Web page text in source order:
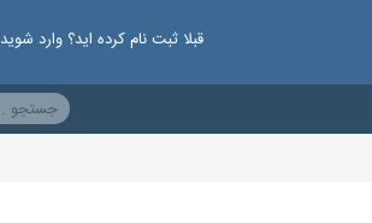
قبلا ثبت نام کرده اید؟ وارد شوید